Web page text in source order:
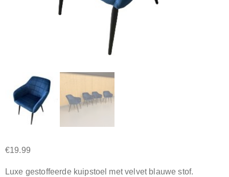
€19.99
Luxe gestoffeerde kuipstoel met velvet blauwe stof.